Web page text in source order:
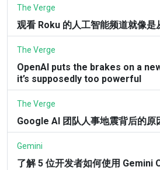
The Verge
观看 Roku 的人工智能频道就像是
The Verge
OpenAI puts the brakes on a
it’s supposedly too powerful
The Verge
Google AI 团队人事地震背后的原
Gemini
了解 5 位开发者如何使用 Gemini